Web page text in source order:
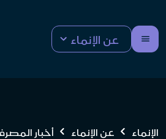
عن الإنماء
الإنماء عن الإنماء أخبار